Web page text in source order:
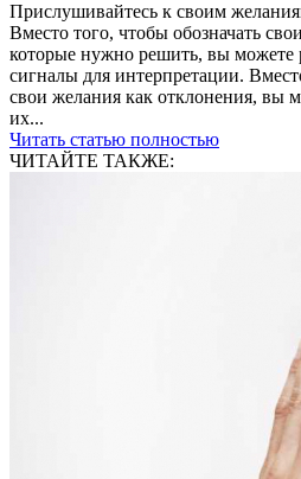
Прислушивайтесь к своим
Вместо того, чтобы обозначать
которые нужно решить, вы можете
сигналы для интерпретации.
свои желания как отклонения, вы
их...
Читать статью полностью
ЧИТАЙТЕ ТАКЖЕ: